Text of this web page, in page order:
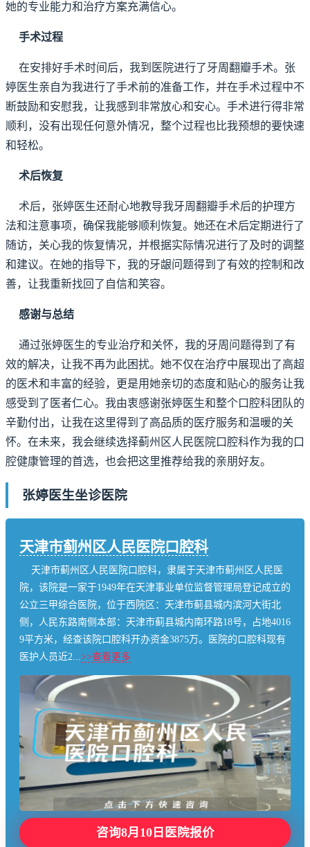
她的专业能力和治疗方案充满信心。
手术过程
在安排好手术时间后，我到医院进行了牙周翻瓣手术。张
婷医生亲自为我进行了手术前的准备工作，并在手术过程中不
断鼓励和安慰我，让我感到非常放心和安心。手术进行得非常
顺利，没有出现任何意外情况，整个过程也比我预想的要快速
和轻松。
术后恢复
术后，张婷医生还耐心地教导我牙周翻瓣手术后的护理方
法和注意事项，确保我能够顺利恢复。她还在术后定期进行了
随访，关心我的恢复情况，并根据实际情况进行了及时的调整
和建议。在她的指导下，我的牙龈问题得到了有效的控制和改
善，让我重新找回了自信和笑容。
感谢与总结
通过张婷医生的专业治疗和关怀，我的牙周问题得到了有
效的解决，让我不再为此困扰。她不仅在治疗中展现出了高超
的医术和丰富的经验，更是用她亲切的态度和贴心的服务让我
感受到了医者仁心。我由衷感谢张婷医生和整个口腔科团队的
辛勤付出，让我在这里得到了高品质的医疗服务和温暖的关
怀。在未来，我会继续选择蓟州区人民医院口腔科作为我的口
腔健康管理的首选，也会把这里推荐给我的亲朋好友。
张婷医生坐诊医院
天津市蓟州区人民医院口腔科
天津市蓟州区人民医院口腔科，隶属于天津市蓟州区人民医
院，该院是一家于1949年在天津事业单位监督管理局登记成立的
公立三甲综合医院，位于西院区：天津市蓟县城内滨河大街北
侧，人民东路南侧本部：天津市蓟县城内南环路18号，占地4016
9平方米，经查该院口腔科开办资金3875万。医院的口腔科现有
医护人员近2...>>查看更多
咨询8月10日医院报价